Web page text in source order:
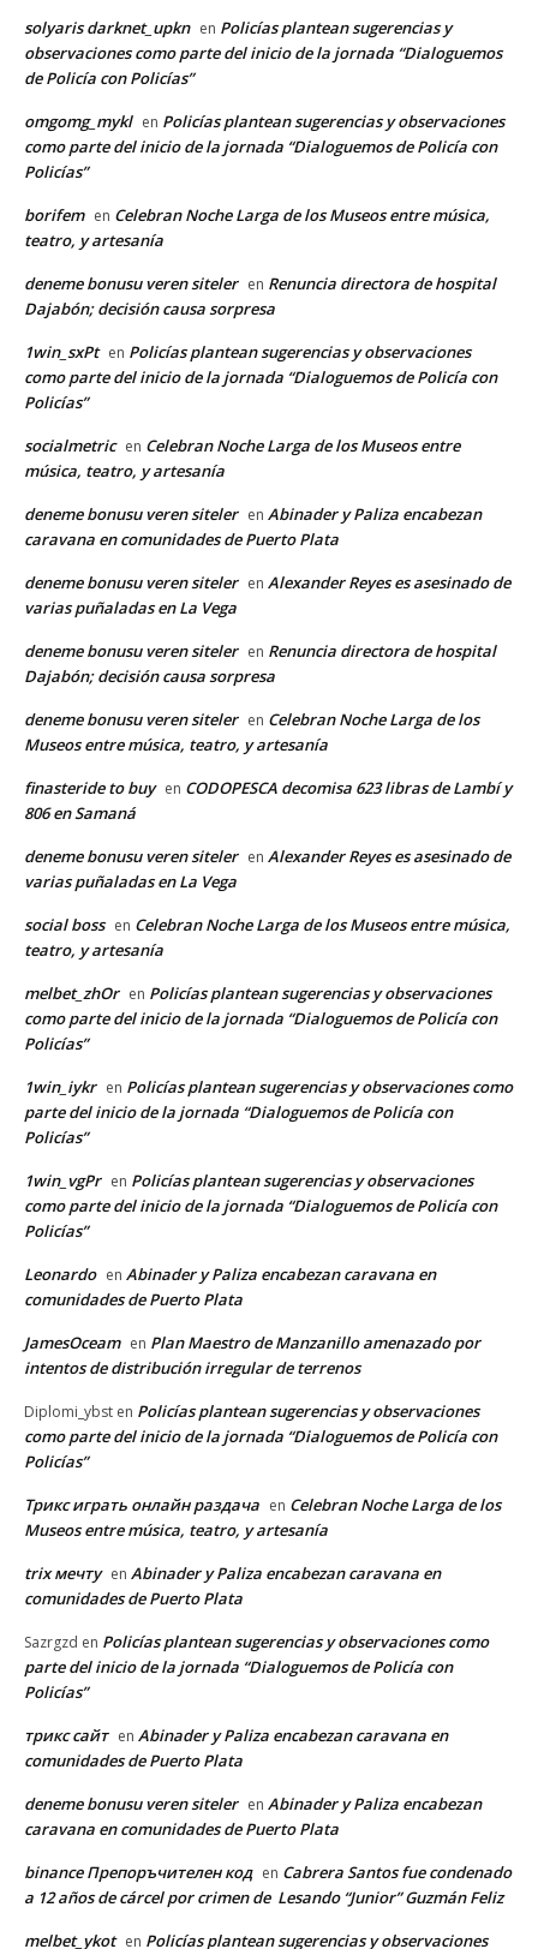
solyaris darknet_upkn en Policías plantean sugerencias y
observaciones como parte del inicio de la jornada “Dialoguemos
de Policía con Policías”
omgomg_mykl en Policías plantean sugerencias y observaciones
como parte del inicio de la jornada “Dialoguemos de Policía con
Policías”
borifem en Celebran Noche Larga de los Museos entre música,
teatro, y artesanía
deneme bonusu veren siteler en Renuncia directora de hospital
Dajabón; decisión causa sorpresa
1win_sxPt en Policías plantean sugerencias y observaciones
como parte del inicio de la jornada “Dialoguemos de Policía con
Policías”
socialmetric en Celebran Noche Larga de los Museos entre
música, teatro, y artesanía
deneme bonusu veren siteler en Abinader y Paliza encabezan
caravana en comunidades de Puerto Plata
deneme bonusu veren siteler en Alexander Reyes es asesinado de
varias puñaladas en La Vega
deneme bonusu veren siteler en Renuncia directora de hospital
Dajabón; decisión causa sorpresa
deneme bonusu veren siteler en Celebran Noche Larga de los
Museos entre música, teatro, y artesanía
finasteride to buy en CODOPESCA decomisa 623 libras de Lambí y
806 en Samaná
deneme bonusu veren siteler en Alexander Reyes es asesinado de
varias puñaladas en La Vega
social boss en Celebran Noche Larga de los Museos entre música,
teatro, y artesanía
melbet_zhOr en Policías plantean sugerencias y observaciones
como parte del inicio de la jornada “Dialoguemos de Policía con
Policías”
1win_iykr en Policías plantean sugerencias y observaciones como
parte del inicio de la jornada “Dialoguemos de Policía con
Policías”
1win_vgPr en Policías plantean sugerencias y observaciones
como parte del inicio de la jornada “Dialoguemos de Policía con
Policías”
Leonardo en Abinader y Paliza encabezan caravana en
comunidades de Puerto Plata
JamesOceam en Plan Maestro de Manzanillo amenazado por
intentos de distribución irregular de terrenos
Diplomi_ybst en Policías plantean sugerencias y observaciones
como parte del inicio de la jornada “Dialoguemos de Policía con
Policías”
Трикс играть онлайн раздача en Celebran Noche Larga de los
Museos entre música, teatro, y artesanía
trix мечту en Abinader y Paliza encabezan caravana en
comunidades de Puerto Plata
Sazrgzd en Policías plantean sugerencias y observaciones como
parte del inicio de la jornada “Dialoguemos de Policía con
Policías”
трикс сайт en Abinader y Paliza encabezan caravana en
comunidades de Puerto Plata
deneme bonusu veren siteler en Abinader y Paliza encabezan
caravana en comunidades de Puerto Plata
binance Препоръчителен код en Cabrera Santos fue condenado
a 12 años de cárcel por crimen de Lesando “Junior” Guzmán Feliz
melbet_ykot en Policías plantean sugerencias y observaciones